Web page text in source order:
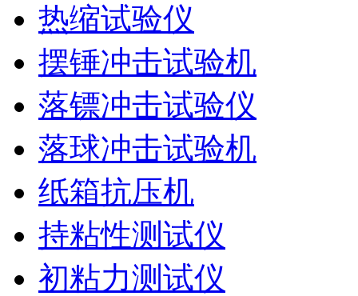
热缩试验仪
摆锤冲击试验机
落镖冲击试验仪
落球冲击试验机
纸箱抗压机
持粘性测试仪
初粘力测试仪